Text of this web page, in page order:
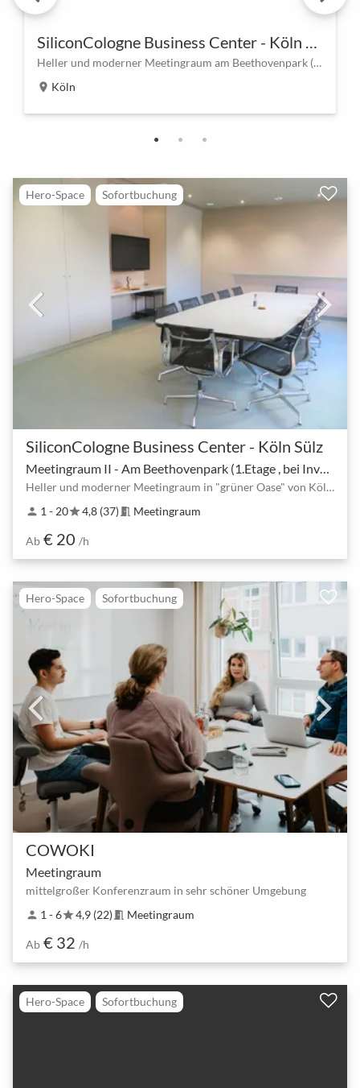
Heller und moderner Meetingraum am Beethovenpark (48 qm) in Köln-Sülz, 5 Min U-Bahn U18, U13, U9
location_on Köln
Hero-Space Sofortbuchung
SiliconCologne Business Center - Köln Sülz
Heller und moderner Meetingraum in "grüner Oase" von Köln Sülz, 5 Min von U-Bahn U18, U13, U9
person 1 - 20star4,8 (37) meeting_room Meetingraum
Ab € 20 /h
Hero-Space Sofortbuchung
COWOKI
Meetingraum
mittelgroßer Konferenzraum in sehr schöner Umgebung
person 1 - 6star4,9 (22) meeting_room Meetingraum
Ab € 32 /h
Hero-Space Sofortbuchung